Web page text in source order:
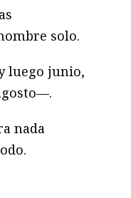
solo.
luego junio,
nada